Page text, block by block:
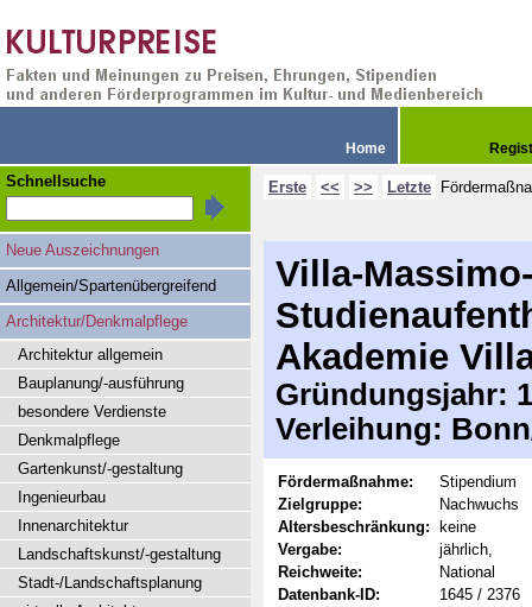
Home
Erste << >> Letzte
Villa-
Akademie
Gründungsjahr:
Verleihung:
Fördermaßnahme:
Stipendium
Zielgruppe:
Nachwuchs
Altersbeschränkung:
keine
Vergabe:
jährlich,
Reichweite:
National
Datenbank-ID:
1645 / 2376
Schnellsuche
Neue Auszeichnungen
Allgemein/Spartenübergreifend
Architektur/Denkmalpflege
Architektur allgemein
Bauplanung/-ausführung
besondere Verdienste
Denkmalpflege
Gartenkunst/-gestaltung
Ingenieurbau
Innenarchitektur
Landschaftskunst/-gestaltung
Stadt-/Landschaftsplanung